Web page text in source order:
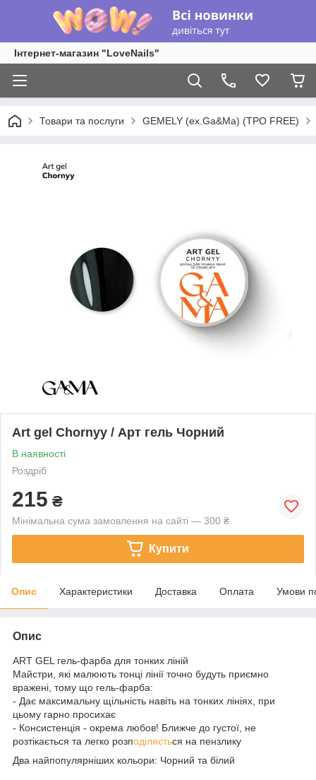
Інтернет-магазин "LoveNails"
Товари та послуги GEMELY (ex.Ga&Ma) (TPO FREE)
Art gel Chornyy / Арт гель Чорний
В наявності
Роздріб
215 ₴
Мінімальна сума замовлення на сайті — 300 ₴
Купити
Опис Характеристики Доставка Оплата Умови
Опис
ART GEL гель-фарба для тонких ліній
Майстри, які малюють тонці лінії точно будуть приємно
вражені, тому що гель-фарба:
- Дає максимальну щільність навіть на тонких лініях, при
цьому гарно просихає
- Консистенція - окрема любов! Ближче до густої, не
розтікається та легко розподіляється на пензлику
Два найпопулярніших кольори: Чорний та білий